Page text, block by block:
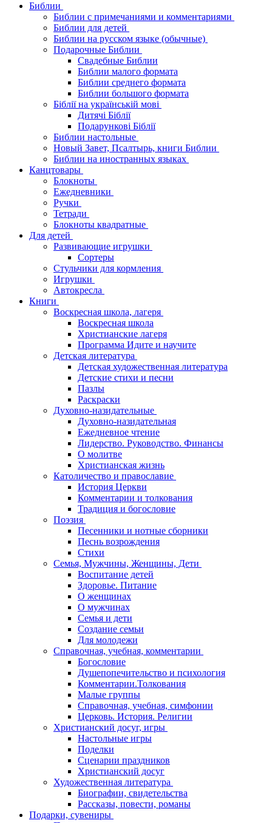
Библии
Библии с примечаниями и комментариями
Библии для детей
Библии на русском языке (обычные)
Подарочные Библии
Свадебные Библии
Библии малого формата
Библии среднего формата
Библии большого формата
Біблії на українській мові
Дитячі Біблії
Подарункові Біблії
Библии настольные
Новый Завет, Псалтырь, книги Библии
Библии на иностранных языках
Канцтовары
Блокноты
Ежедневники
Ручки
Тетради
Блокноты квадратные
Для детей
Развивающие игрушки
Сортеры
Стульчики для кормления
Игрушки
Автокресла
Книги
Воскресная школа, лагеря
Воскресная школа
Христианские лагеря
Программа Идите и научите
Детская литература
Детская художественная литература
Детские стихи и песни
Пазлы
Раскраски
Духовно-назидательные
Духовно-назидательная
Ежедневное чтение
Лидерство. Руководство. Финансы
О молитве
Христианская жизнь
Католичество и православие
История Церкви
Комментарии и толкования
Традиция и богословие
Поэзия
Песенники и нотные сборники
Песнь возрождения
Стихи
Семья, Мужчины, Женщины, Дети
Воспитание детей
Здоровье. Питание
О женщинах
О мужчинах
Семья и дети
Создание семьи
Для молодежи
Справочная, учебная, комментарии
Богословие
Душепопечительство и психология
Комментарии.Толкования
Малые группы
Справочная, учебная, симфонии
Церковь. История. Религии
Христианский досуг, игры
Настольные игры
Поделки
Сценарии праздников
Христианский досуг
Художественная литература
Биографии, свидетельства
Рассказы, повести, романы
Подарки, сувениры